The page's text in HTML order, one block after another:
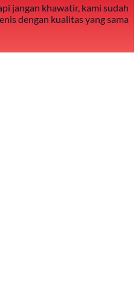
jangan khawatir, kami sudah
dengan kualitas yang sama